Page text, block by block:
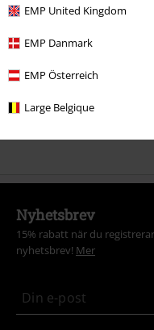
EMP United Kingdom
EMP Danmark
EMP Österreich
Large Belgique
Nyhetsbrev
15% rabatt när du
nyhetsbrev! Mer